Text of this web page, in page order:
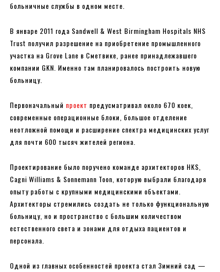
больничные службы в одном месте.
В январе 2011 года Sandwell & West Birmingham Hospitals NHS
Trust получил разрешение на приобретение промышленного
участка на Grove Lane в Сметвике, ранее принадлежавшего
компании GKN. Именно там планировалось построить новую
больницу.
Первоначальный проект предусматривал около 670 коек,
современные операционные блоки, большое отделение
неотложной помощи и расширение спектра медицинских услуг
для почти 600 тысяч жителей региона.
Проектирование было поручено команде архитекторов HKS,
Cagni Williams & Sonnemann Toon, которую выбрали благодаря
опыту работы с крупными медицинскими объектами.
Архитекторы стремились создать не только функциональную
больницу, но и пространство с большим количеством
естественного света и зонами для отдыха пациентов и
персонала.
Одной из главных особенностей проекта стал Зимний сад —